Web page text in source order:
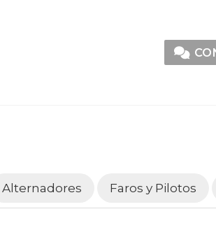
Alternadores Faros y Pilotos